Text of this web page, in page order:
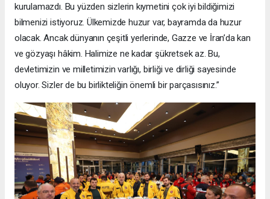
kurulamazdı. Bu yüzden sizlerin kıymetini çok iyi bildiğimizi
bilmenizi istiyoruz. Ülkemizde huzur var, bayramda da huzur
olacak. Ancak dünyanın çeşitli yerlerinde, Gazze ve İran’da kan
ve gözyaşı hâkim. Halimize ne kadar şükretsek az. Bu,
devletimizin ve milletimizin varlığı, birliği ve dirliği sayesinde
oluyor. Sizler de bu birlikteliğin önemli bir parçasısınız.”